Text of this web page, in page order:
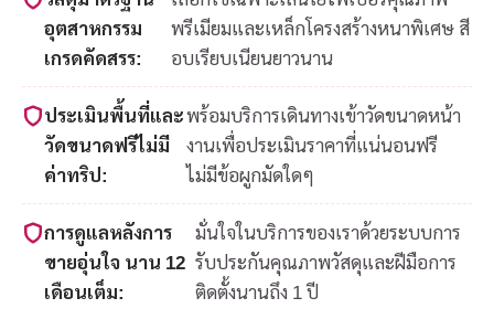
อุตสาหกรรม
เกรดคัดสรร:
พรีเมียมและเหล็กโครงสร้างหนาพิเศษ สี
อบเรียบเนียนยาวนาน
ประเมินพื้นที่และ
วัดขนาดฟรีไม่มี
ค่าทริป:
พร้อมบริการเดินทางเข้าวัดขนาดหน้า
งานเพื่อประเมินราคาที่แน่นอนฟรี
ไม่มีข้อผูกมัดใดๆ
การดูแลหลังการ
ขายอุ่นใจ นาน 12
เดือนเต็ม:
มั่นใจในบริการของเราด้วยระบบการ
รับประกันคุณภาพวัสดุและฝีมือการ
ติดตั้งนานถึง 1 ปี